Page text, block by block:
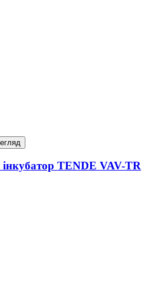
TENDE VAV-TR